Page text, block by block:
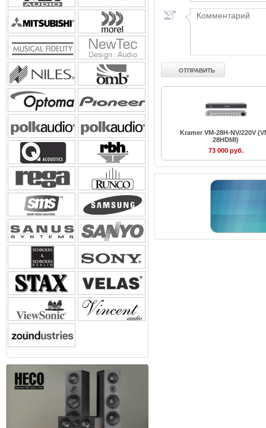
Kramer VM-28H-NV/220V
28HDMI)
73 000 руб.